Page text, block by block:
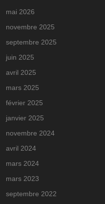
mai 2026
novembre 2025
septembre 2025
juin 2025
avril 2025
mars 2025
février 2025
janvier 2025
novembre 2024
avril 2024
mars 2024
mars 2023
septembre 2022